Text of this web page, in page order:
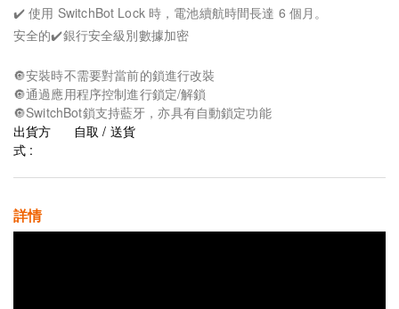
✔️ 使用 SwitchBot Lock 時，電池續航時間長達 6 個月。
安全的✔️銀行安全級別數據加密
🔘安裝時不需要對當前的鎖進行改裝
🔘通過應用程序控制進行鎖定/解鎖
🔘SwitchBot鎖支持藍牙，亦具有自動鎖定功能
出貨方
式 :
自取 / 送貨
詳情